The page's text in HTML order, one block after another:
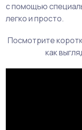
с помощью
легко и просто.
Посмотрите
как